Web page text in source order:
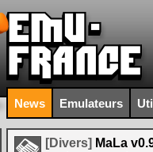
News Emulateurs
[Divers] MaLa